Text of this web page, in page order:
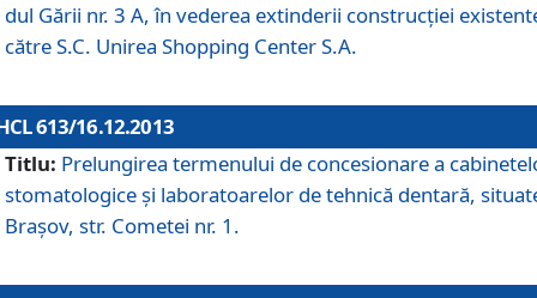
dul Gării nr. 3 A, în vederea extinderii construcţiei
către S.C. Unirea Shopping Center S.A.
613/16.12.2013
Titlu: Prelungirea termenului de concesionare a
stomatologice şi laboratoarelor de tehnică dentară,
Braşov, str. Cometei nr. 1.